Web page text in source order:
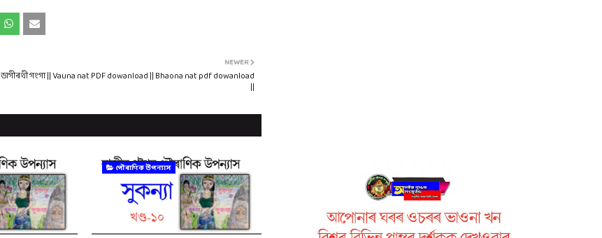
NEWER
ভাগীৰথী গংগা || Vauna nat PDF dowanload || Bhaona nat pdf dowanload
||
পৌৰাণিক উপন্যাস